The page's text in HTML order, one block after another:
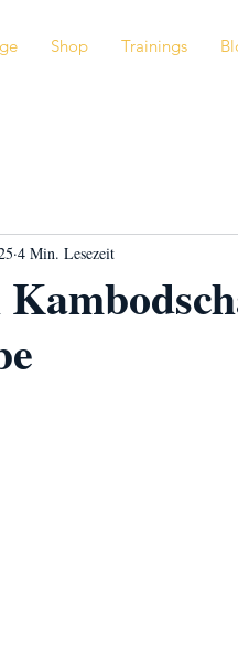
Shop Trainings
4 Min. Lesezeit